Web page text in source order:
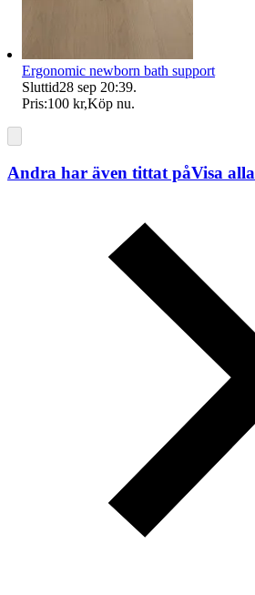
Ergonomic newborn bath support
Sluttid28 sep 20:39.
Pris:100 kr,Köp nu.
Andra har även tittat påVisa alla